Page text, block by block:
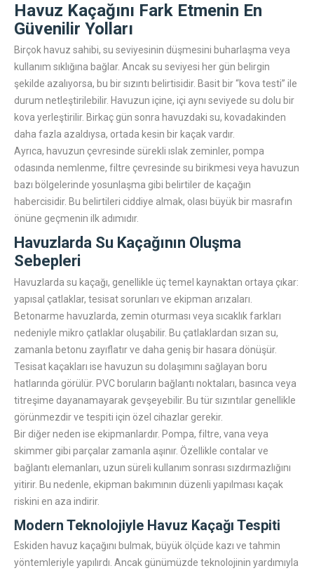
Havuz Kaçağını Fark Etmenin En
Güvenilir Yolları
Birçok havuz sahibi, su seviyesinin düşmesini buharlaşma veya
kullanım sıklığına bağlar. Ancak su seviyesi her gün belirgin
şekilde azalıyorsa, bu bir sızıntı belirtisidir. Basit bir “kova testi” ile
durum netleştirilebilir. Havuzun içine, içi aynı seviyede su dolu bir
kova yerleştirilir. Birkaç gün sonra havuzdaki su, kovadakinden
daha fazla azaldıysa, ortada kesin bir kaçak vardır.
Ayrıca, havuzun çevresinde sürekli ıslak zeminler, pompa
odasında nemlenme, filtre çevresinde su birikmesi veya havuzun
bazı bölgelerinde yosunlaşma gibi belirtiler de kaçağın
habercisidir. Bu belirtileri ciddiye almak, olası büyük bir masrafın
önüne geçmenin ilk adımıdır.
Havuzlarda Su Kaçağının Oluşma
Sebepleri
Havuzlarda su kaçağı, genellikle üç temel kaynaktan ortaya çıkar:
yapısal çatlaklar, tesisat sorunları ve ekipman arızaları.
Betonarme havuzlarda, zemin oturması veya sıcaklık farkları
nedeniyle mikro çatlaklar oluşabilir. Bu çatlaklardan sızan su,
zamanla betonu zayıflatır ve daha geniş bir hasara dönüşür.
Tesisat kaçakları ise havuzun su dolaşımını sağlayan boru
hatlarında görülür. PVC boruların bağlantı noktaları, basınca veya
titreşime dayanamayarak gevşeyebilir. Bu tür sızıntılar genellikle
görünmezdir ve tespiti için özel cihazlar gerekir.
Bir diğer neden ise ekipmanlardır. Pompa, filtre, vana veya
skimmer gibi parçalar zamanla aşınır. Özellikle contalar ve
bağlantı elemanları, uzun süreli kullanım sonrası sızdırmazlığını
yitirir. Bu nedenle, ekipman bakımının düzenli yapılması kaçak
riskini en aza indirir.
Modern Teknolojiyle Havuz Kaçağı Tespiti
Eskiden havuz kaçağını bulmak, büyük ölçüde kazı ve tahmin
yöntemleriyle yapılırdı. Ancak günümüzde teknolojinin yardımıyla